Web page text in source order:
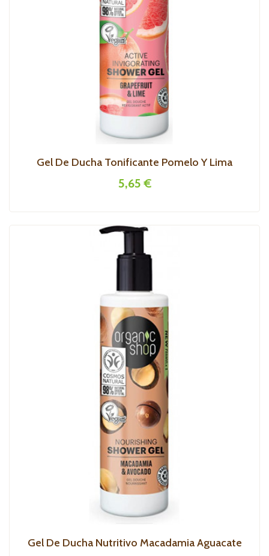
Gel De Ducha Tonificante Pomelo Y Lima
5,65 €
Gel De Ducha Nutritivo Macadamia Aguacate